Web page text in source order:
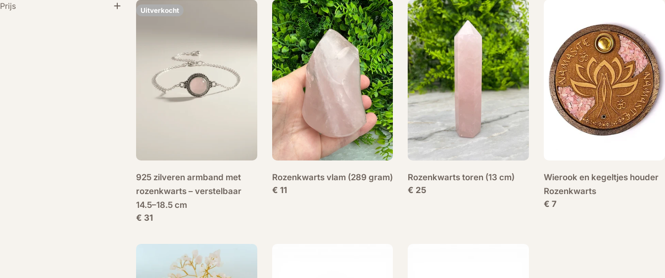
Prijs Uitverkocht
925 zilveren armband met
rozenkwarts – verstelbaar
14.5–18.5 cm
Normale
€ 31
Rozenkwarts vlam (289 gram)
Normale
€ 11
Rozenkwarts toren (13 cm)
Normale
€ 25
Wierook en kegeltjes houder
Rozenkwarts
Normale
€ 7